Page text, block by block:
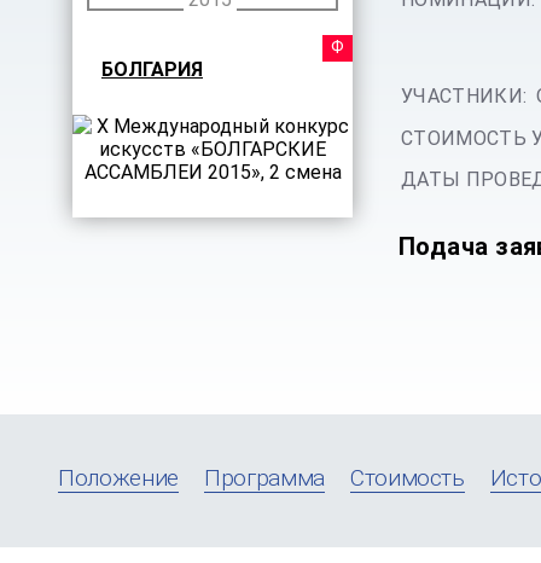
БОЛГАРИЯ
УЧАСТНИКИ:
СТОИМОСТЬ
ДАТЫ
Подача
Положение Программа Стоимость